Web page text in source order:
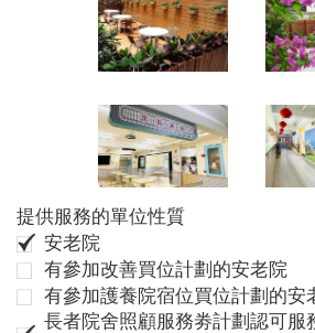
提供服務的單位性質
安老院
有參加改善買位計劃的安老院
有參加護養院宿位買位計劃的安
長者院舍照顧服務劵計劃認可服